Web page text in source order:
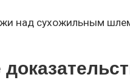
над сухожильным